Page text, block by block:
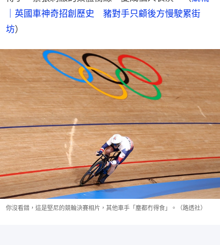
｜英國車神奇招創歷史　豬對手只顧後方慢駛累街
坊）
你沒看錯，這是堅尼的競輪決賽相片，其他車手「塵都冇得食」。（路透社）